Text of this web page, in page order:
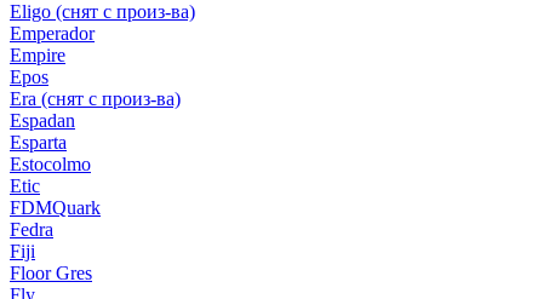
Eligo (снят с произ-ва)
Emperador
Empire
Epos
Era (снят с произ-ва)
Espadan
Esparta
Estocolmo
Etic
FDMQuark
Fedra
Fiji
Floor Gres
Fly